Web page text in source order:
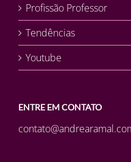
Profissão Professor
Tendências
Youtube
ENTRE EM CONTATO